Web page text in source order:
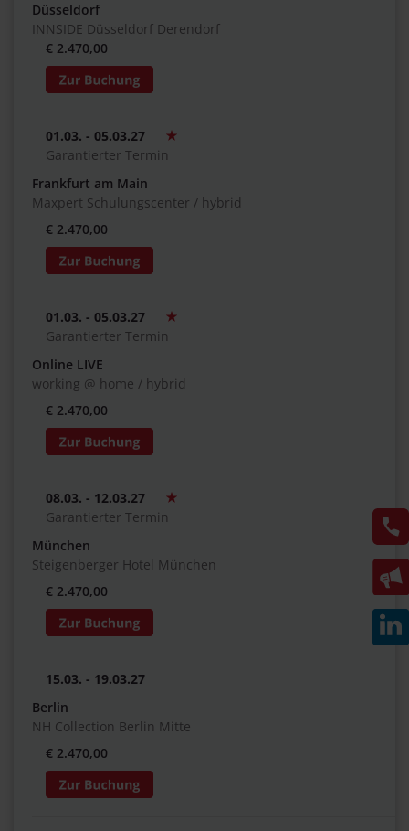
Düsseldorf
INNSIDE Düsseldorf Derendorf
€ 2.470,00
01.03. - 05.03.27
Garantierter Termin
Frankfurt am Main
Maxpert Schulungscenter / hybrid
€ 2.470,00
01.03. - 05.03.27
Garantierter Termin
Online LIVE
working @ home / hybrid
€ 2.470,00
08.03. - 12.03.27
Garantierter Termin
München
Steigenberger Hotel München
€ 2.470,00
15.03. - 19.03.27
Berlin
NH Collection Berlin Mitte
€ 2.470,00